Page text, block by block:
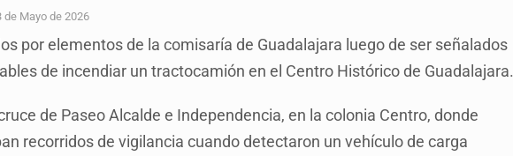
de Mayo de 2026
por elementos de la comisaría de Guadalajara luego de ser señalados
de incendiar un tractocamión en el Centro Histórico de Guadalajara.
de Paseo Alcalde e Independencia, en la colonia Centro, donde
recorridos de vigilancia cuando detectaron un vehículo de carga